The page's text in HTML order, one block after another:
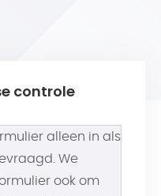
controle
alleen in als
We
ook om